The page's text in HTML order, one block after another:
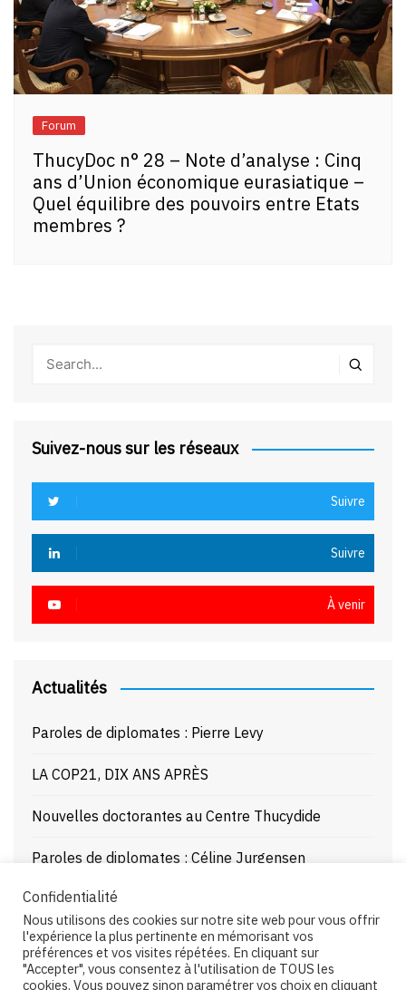
Forum
ThucyDoc n° 28 – Note d’analyse : Cinq
ans d’Union économique eurasiatique –
Quel équilibre des pouvoirs entre Etats
membres ?
Suivez-nous sur les réseaux
Suivre
Suivre
À venir
Actualités
Paroles de diplomates : Pierre Levy
LA COP21, DIX ANS APRÈS
Nouvelles doctorantes au Centre Thucydide
Paroles de diplomates : Céline Jurgensen
Journée d’étude : La Mer Noire enjeux stratégiques
et juridiques – 21/10/25
Confidentialité
Nous utilisons des cookies sur notre site web pour vous offrir
l'expérience la plus pertinente en mémorisant vos
préférences et vos visites répétées. En cliquant sur
"Accepter", vous consentez à l'utilisation de TOUS les
cookies. Vous pouvez sinon paramétrer vos choix en cliquant